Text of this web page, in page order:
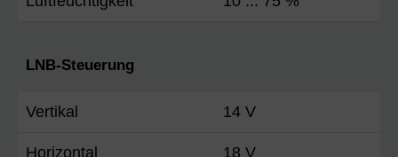
LNB-Steuerung
Vertikal 14 V
Horizontal 18 V